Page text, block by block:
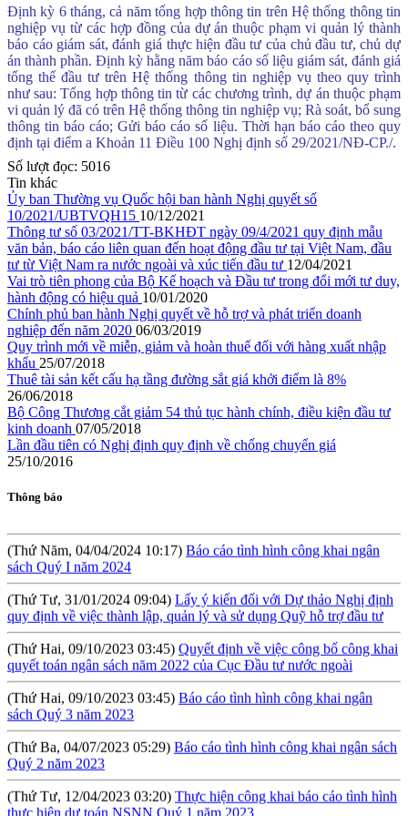
Định kỳ 6 tháng, cả năm tổng hợp thông tin trên Hệ thống thông tin
nghiệp vụ từ các hợp đồng của dự án thuộc phạm vi quản lý thành
báo cáo giám sát, đánh giá thực hiện đầu tư của chủ đầu tư, chủ dự
án thành phần. Định kỳ hằng năm báo cáo số liệu giám sát, đánh giá
tổng thể đầu tư trên Hệ thống thông tin nghiệp vụ theo quy trình
như sau: Tổng hợp thông tin từ các chương trình, dự án thuộc phạm
vi quản lý đã có trên Hệ thống thông tin nghiệp vụ; Rà soát, bổ sung
thông tin báo cáo; Gửi báo cáo số liệu. Thời hạn báo cáo theo quy
định tại điểm a Khoản 11 Điều 100 Nghị định số 29/2021/NĐ-CP./.
Số lượt đọc: 5016
Tin khác
Ủy ban Thường vụ Quốc hội ban hành Nghị quyết số
10/2021/UBTVQH15 10/12/2021
Thông tư số 03/2021/TT-BKHĐT ngày 09/4/2021 quy định mẫu
văn bản, báo cáo liên quan đến hoạt động đầu tư tại Việt Nam, đầu
tư từ Việt Nam ra nước ngoài và xúc tiến đầu tư 12/04/2021
Vai trò tiên phong của Bộ Kế hoạch và Đầu tư trong đổi mới tư duy,
hành động có hiệu quả 10/01/2020
Chính phủ ban hành Nghị quyết về hỗ trợ và phát triển doanh
nghiệp đến năm 2020 06/03/2019
Quy trình mới về miễn, giảm và hoàn thuế đối với hàng xuất nhập
khẩu 25/07/2018
Thuê tài sản kết cấu hạ tầng đường sắt giá khởi điểm là 8%
26/06/2018
Bộ Công Thương cắt giảm 54 thủ tục hành chính, điều kiện đầu tư
kinh doanh 07/05/2018
Lần đầu tiên có Nghị định quy định về chống chuyển giá
25/10/2016
Thông báo
(Thứ Hai, 20/01/2025 10:08)Quyết định công bố công khai dự toán
ngân sách năm 2025 của Cục Đầu tư nước ngoài
(Thứ Tư, 09/10/2024 04:19)Cục Đầu tư nước ngoài công khai dự
toán ngân sách nhà nước Qúy 3 năm 2024
(Thứ Ba, 08/10/2024 04:12)Công khai quyết toán ngân sách năm
2023 của Cục Đầu tư nước ngoài
(Thứ Tư, 28/08/2024 05:24)
Thông báo kết quả lựa chọn tổ chức
đấu giá tài sản
lớn (RIGI): Mục tiêu, phạm vi và thực hiện
(Thứ Năm, 04/04/2024 10:17)Báo cáo tình hình công khai ngân
sách Quý I năm 2024
(Thứ Tư, 31/01/2024 09:04)Lấy ý kiến đối với Dự thảo Nghị định
quy định về việc thành lập, quản lý và sử dụng Quỹ hỗ trợ đầu tư
(Thứ Hai, 09/10/2023 03:45)Quyết định về việc công bố công khai
quyết toán ngân sách năm 2022 của Cục Đầu tư nước ngoài
(Thứ Hai, 09/10/2023 03:45)Báo cáo tình hình công khai ngân
sách Quý 3 năm 2023
(Thứ Ba, 04/07/2023 05:29)Báo cáo tình hình công khai ngân sách
Quý 2 năm 2023
(Thứ Tư, 12/04/2023 03:20)Thực hiện công khai báo cáo tình hình
thực hiện dự toán NSNN Quý 1 năm 2023